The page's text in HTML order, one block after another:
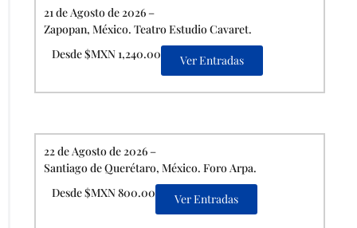
21 de Agosto de 2026 –
Zapopan, México. Teatro Estudio Cavaret.
Desde $MXN 1,240.00
Ver Entradas
22 de Agosto de 2026 –
Santiago de Querétaro, México. Foro Arpa.
Desde $MXN 800.00
Ver Entradas